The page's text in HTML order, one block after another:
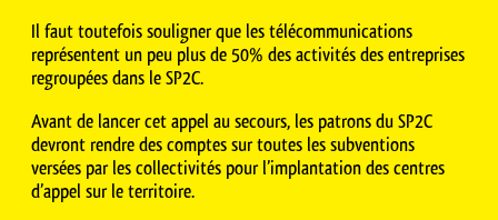
Il faut toutefois souligner que les télécommunications
représentent un peu plus de 50% des activités des entreprises
regroupées dans le SP2C.
Avant de lancer cet appel au secours, les patrons du SP2C
devront rendre des comptes sur toutes les subventions
versées par les collectivités pour l’implantation des centres
d’appel sur le territoire.